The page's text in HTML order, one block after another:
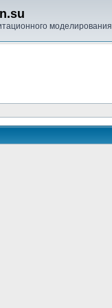
моделирования